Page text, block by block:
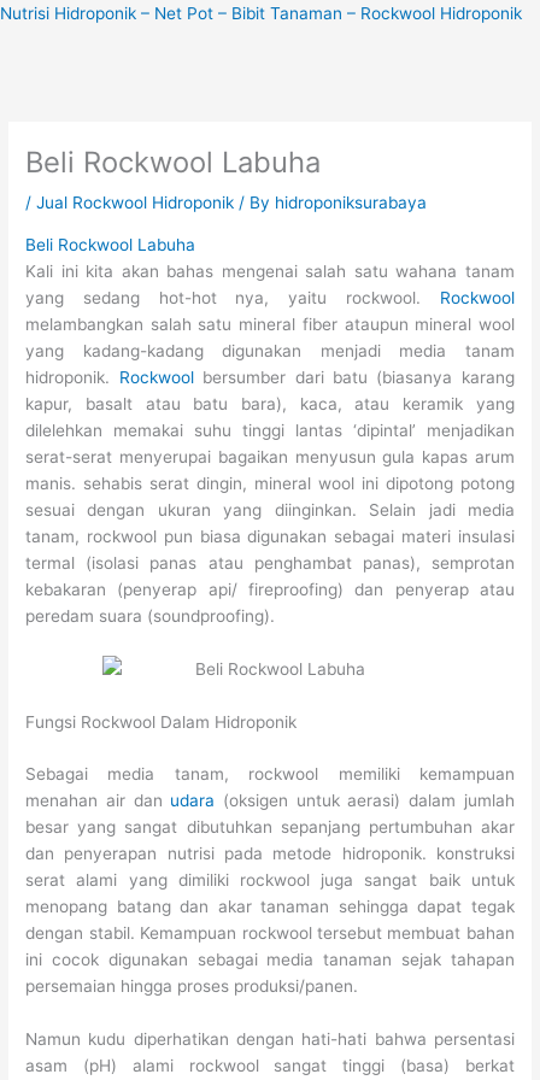
Skip
Nutrisi Hidroponik – Net Pot – Bibit Tanaman – Rockwool Hidroponik
Beli Rockwool Labuha
/Jual Rockwool Hidroponik / By hidroponiksurabaya
Beli Rockwool Labuha
Kali ini kita akan bahas mengenai salah satu wahana tanam
yang sedang hot-hot nya, yaitu rockwool. Rockwool
melambangkan salah satu mineral fiber ataupun mineral wool
yang kadang-kadang digunakan menjadi media tanam
hidroponik. Rockwool bersumber dari batu (biasanya karang
kapur, basalt atau batu bara), kaca, atau keramik yang
dilelehkan memakai suhu tinggi lantas ‘dipintal’ menjadikan
serat-serat menyerupai bagaikan menyusun gula kapas arum
manis. sehabis serat dingin, mineral wool ini dipotong potong
sesuai dengan ukuran yang diinginkan. Selain jadi media
tanam, rockwool pun biasa digunakan sebagai materi insulasi
termal (isolasi panas atau penghambat panas), semprotan
kebakaran (penyerap api/ fireproofing) dan penyerap atau
peredam suara (soundproofing).
Fungsi Rockwool Dalam Hidroponik
Sebagai media tanam, rockwool memiliki kemampuan
menahan air dan udara (oksigen untuk aerasi) dalam jumlah
besar yang sangat dibutuhkan sepanjang pertumbuhan akar
dan penyerapan nutrisi pada metode hidroponik. konstruksi
serat alami yang dimiliki rockwool juga sangat baik untuk
menopang batang dan akar tanaman sehingga dapat tegak
dengan stabil. Kemampuan rockwool tersebut membuat bahan
ini cocok digunakan sebagai media tanaman sejak tahapan
persemaian hingga proses produksi/panen.
Namun kudu diperhatikan dengan hati-hati bahwa persentasi
asam (pH) alami rockwool sangat tinggi (basa) berkat